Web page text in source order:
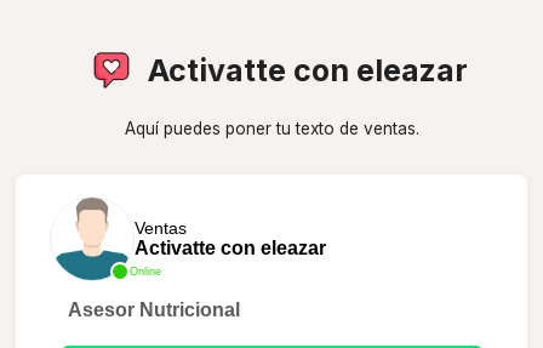
Activatte con eleazar
Aquí puedes poner tu texto de ventas.
Online
Ventas
Activatte con eleazar
Asesor Nutricional